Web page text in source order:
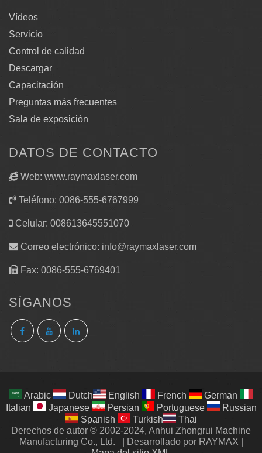
Vídeos
Servicio
Control de calidad
Descargar
Capacitación
Preguntas más frecuentes
Sala de exposición
DATOS DE CONTACTO
Web: www.raymaxlaser.com
Teléfono: 0086-555-6767999
Celular: 008613645551070
Correo electrónico: info@raymaxlaser.com
Fax: 0086-555-6769401
SÍGANOS
Arabic Dutch English French
German
Italian
Japanese Persian Portuguese
Russian
Spanish
Turkish
Thai
Derechos de autor © 2002-2024, Anhui Zhongrui Machine
Manufacturing Co., Ltd.
Desarrollado por RAYMAX